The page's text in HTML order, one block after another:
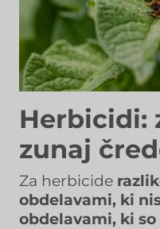
Herbicidi:
zunaj
Za herbicide
obdelavami, ki
obdelavami, ki so